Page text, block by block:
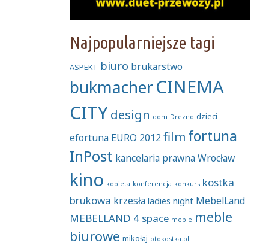
Najpopularniejsze tagi
ASPEKT biuro brukarstwo
bukmacherCINEMA
CITYdesign dom Drezno dzieci
efortuna EURO 2012film fortuna
InPost kancelaria prawna Wrocław
kino kobieta konferencja konkurs kostka
brukowa krzesła ladies night MebelLand
MEBELLAND 4 space meble meble
biurowe mikołaj otokostka.pl